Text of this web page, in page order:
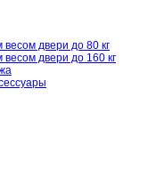
двери до 80 кг
двери до 160 кг